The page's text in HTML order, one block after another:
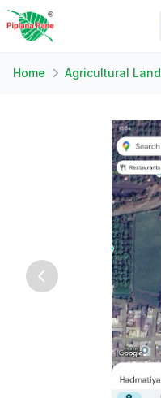
Home Agricultural Land